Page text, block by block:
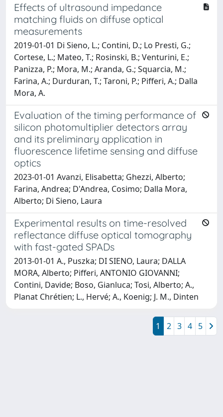
Effects of ultrasound impedance
matching fluids on diffuse optical
measurements
2019-01-01 Di Sieno, L.; Contini, D.; Lo Presti, G.;
Cortese, L.; Mateo, T.; Rosinski, B.; Venturini, E.;
Panizza, P.; Mora, M.; Aranda, G.; Squarcia, M.;
Farina, A.; Durduran, T.; Taroni, P.; Pifferi, A.; Dalla
Mora, A.
Evaluation of the timing performance of
silicon photomultiplier detectors array
and its preliminary application in
fluorescence lifetime sensing and diffuse
optics
2023-01-01 Avanzi, Elisabetta; Ghezzi, Alberto;
Farina, Andrea; D'Andrea, Cosimo; Dalla Mora,
Alberto; Di Sieno, Laura
Experimental results on time-resolved
reflectance diffuse optical tomography
with fast-gated SPADs
2013-01-01 A., Puszka; DI SIENO, Laura; DALLA
MORA, Alberto; Pifferi, ANTONIO GIOVANNI;
Contini, Davide; Boso, Gianluca; Tosi, Alberto; A.,
Planat Chrétien; L., Hervé; A., Koenig; J. M., Dinten
1 2 3 4 5